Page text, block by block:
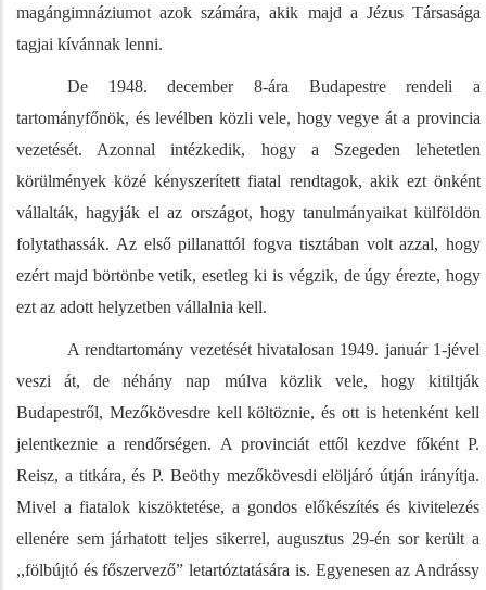
magángimnáziumot azok számára, akik majd a Jézus Társasága
tagjai kívánnak lenni.
De 1948. december 8-ára Budapestre rendeli a
tartományfőnök, és levélben közli vele, hogy vegye át a provincia
vezetését. Azonnal intézkedik, hogy a Szegeden lehetetlen
körülmények közé kényszerített fiatal rendtagok, akik ezt önként
vállalták, hagyják el az országot, hogy tanulmányaikat külföldön
folytathassák. Az első pillanattól fogva tisztában volt azzal, hogy
ezért majd börtönbe vetik, esetleg ki is végzik, de úgy érezte, hogy
ezt az adott helyzetben vállalnia kell.
A rendtartomány vezetését hivatalosan 1949. január 1-jével
veszi át, de néhány nap múlva közlik vele, hogy kitiltják
Budapestről, Mezőkövesdre kell költöznie, és ott is hetenként kell
jelentkeznie a rendőrségen. A provinciát ettől kezdve főként P.
Reisz, a titkára, és P. Beöthy mezőkövesdi elöljáró útján irányítja.
Mivel a fiatalok kiszöktetése, a gondos előkészítés és kivitelezés
ellenére sem járhatott teljes sikerrel, augusztus 29-én sor került a
,,fölbújtó és főszervező” letartóztatására is. Egyenesen az Andrássy